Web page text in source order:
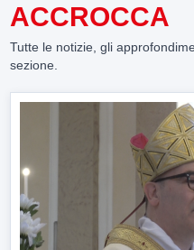
ACCROCCA
Tutte le notizie, gli
sezione.